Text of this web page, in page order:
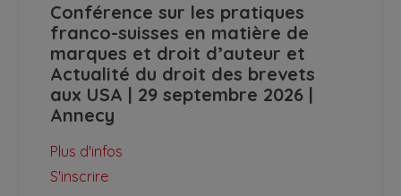
Conférence sur les pratiques
franco-suisses en matière de
marques et droit d’auteur et
Actualité du droit des brevets
aux USA | 29 septembre 2026 |
Annecy
Plus d'infos
S'inscrire